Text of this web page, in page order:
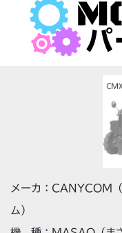
メーカ：CANYCOM
ム）